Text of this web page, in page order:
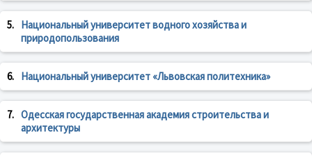
5.
Национальный университет водного хозяйства и
природопользования
6. Национальный университет «Львовская политехника»
7. Одесская государственная академия строительства и
архитектуры